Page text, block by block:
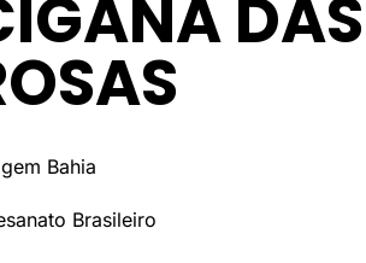
DAS
Bahia
Brasileiro